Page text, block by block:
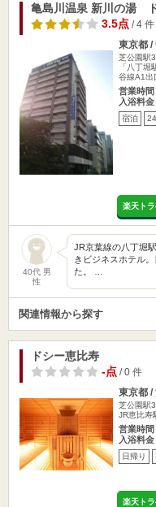
亀島川温泉 新川の湯
3.5点/ 4 件
東京都 /
芝公園駅
「八丁
谷線A1出
営業時
入浴料金
宿泊
楽天ト
40代 男
性
JR京葉線の八丁堀
きビジネスホテル
た。 …
関連情報から探す
ドシー恵比寿
-点/ 0 件
東京都 /
芝公園駅
JR恵比寿
営業時
入浴料金
日帰り
楽天ト